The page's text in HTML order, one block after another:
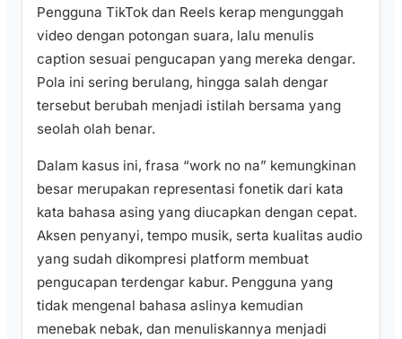
Pengguna TikTok dan Reels kerap mengunggah
video dengan potongan suara, lalu menulis
caption sesuai pengucapan yang mereka dengar.
Pola ini sering berulang, hingga salah dengar
tersebut berubah menjadi istilah bersama yang
seolah olah benar.
Dalam kasus ini, frasa “work no na” kemungkinan
besar merupakan representasi fonetik dari kata
kata bahasa asing yang diucapkan dengan cepat.
Aksen penyanyi, tempo musik, serta kualitas audio
yang sudah dikompresi platform membuat
pengucapan terdengar kabur. Pengguna yang
tidak mengenal bahasa aslinya kemudian
menebak nebak, dan menuliskannya menjadi